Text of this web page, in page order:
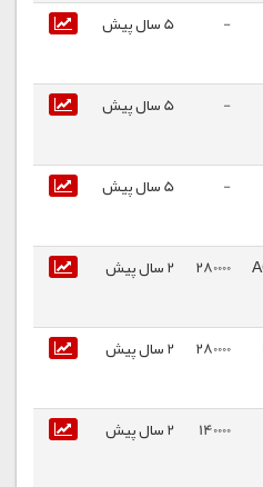
- 5 سال پیش
- 5 سال پیش
- 5 سال پیش
280000 2 سال پیش
280000 2 سال پیش
140000 2 سال پیش